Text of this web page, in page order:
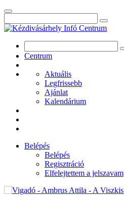
Centrum
Aktuális
Legfrissebb
Ajánlat
Kalendárium
Belépés
Belépés
Regisztráció
Elfelejtettem a jelszavam